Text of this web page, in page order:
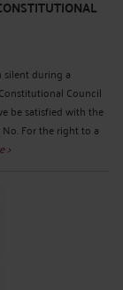
during a
Council
be satisfied with the
For the right to a
>